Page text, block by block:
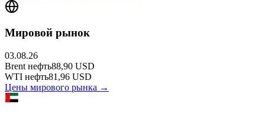
Мировой рынок
03.08.26
Brent нефть88,90 USD
WTI нефть81,96 USD
Цены мирового рынка →